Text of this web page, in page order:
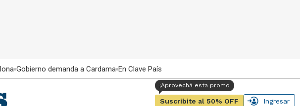
Gobierno demanda a Cardama En Clave País
Suscribite al 50% OFF Ingresar